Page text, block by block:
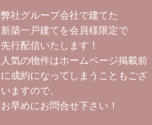
弊社グループ会社で建てた
新築一戸建てを会員様限定で
先行配信いたします！
人気の物件はホームページ掲載前
に成約になってしまうこともござ
いますので、
お早めにお問合せ下さい！